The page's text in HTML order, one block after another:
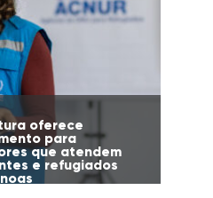
oferece
para
que atendem
e refugiados